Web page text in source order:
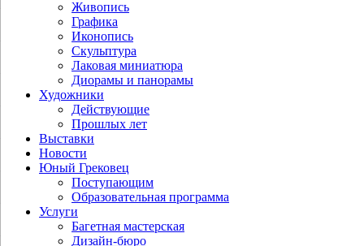
Живопись
Графика
Иконопись
Скульптура
Лаковая миниатюра
Диорамы и панорамы
Художники
Действующие
Прошлых лет
Выставки
Новости
Юный Грековец
Поступающим
Образовательная программа
Услуги
Багетная мастерская
Дизайн-бюро